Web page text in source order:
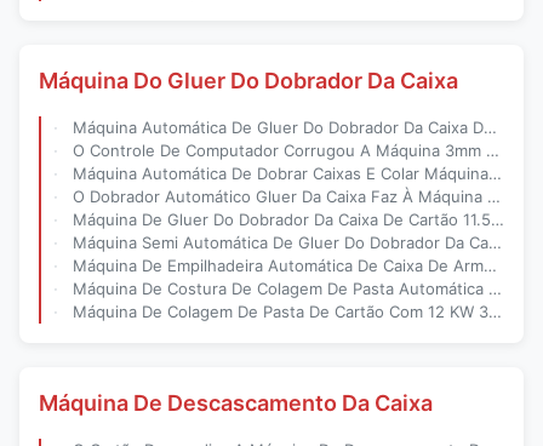
Máquina Do Gluer Do Dobrador Da Caixa
Máquina Automática De Gluer Do Dobrador Da Caixa Da Caixa De Papel Do Fruto Um Molde Do Tempo
O Controle De Computador Corrugou A Máquina 3mm De Gluer Do Dobrador De Shoebox
Máquina Automática De Dobrar Caixas E Colar Máquinas De Embalar Caixas De Papelão Ondulado
O Dobrador Automático Gluer Da Caixa Faz À Máquina Max Cardboard 1200 * 2530 Milímetros
Máquina De Gluer Do Dobrador Da Caixa De Cartão 11.5kw Ondulado Automática
Máquina Semi Automática De Gluer Do Dobrador Da Caixa De 2.2kw Corruaged
Máquina De Empilhadeira Automática De Caixa De Armazenamento De Caixa De Aço De Grande Capacidade
Máquina De Costura De Colagem De Pasta Automática De Quadro Robusto Para Caixa De Cartão
Máquina De Colagem De Pasta De Cartão Com 12 KW 380v Voltagem E Simens ABB Motor
Máquina De Descascamento Da Caixa